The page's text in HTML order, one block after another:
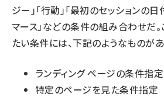
ジー」「行動」「最初のセッションの日付
マース」などの条件の組み合わせだ
たい条件には、下記のようなものがあ
ランディング ページの条件指定
特定のページを見た条件指定